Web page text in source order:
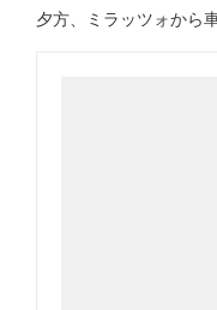
夕方、ミラッツォから